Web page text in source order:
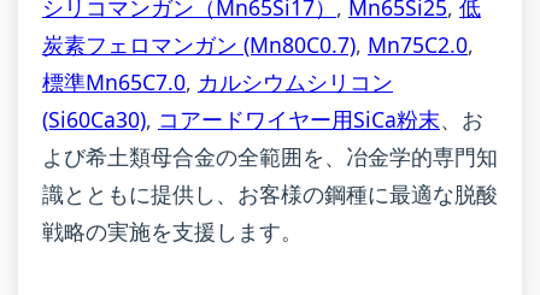
シリコマンガン（Mn65Si17） , Mn65Si25, 低
炭素フェロマンガン (Mn80C0.7), Mn75C2.0,
標準Mn65C7.0, カルシウムシリコン
(Si60Ca30), コアードワイヤー用SiCa粉末、お
よび希土類母合金の全範囲を、冶金学的専門知
識とともに提供し、お客様の鋼種に最適な脱酸
戦略の実施を支援します。